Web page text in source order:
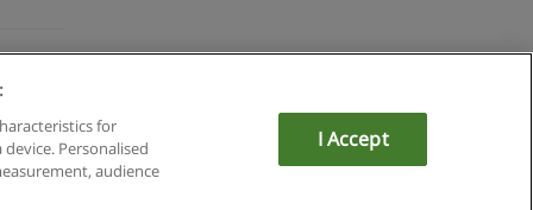
for
Personalised
audience
I Accept